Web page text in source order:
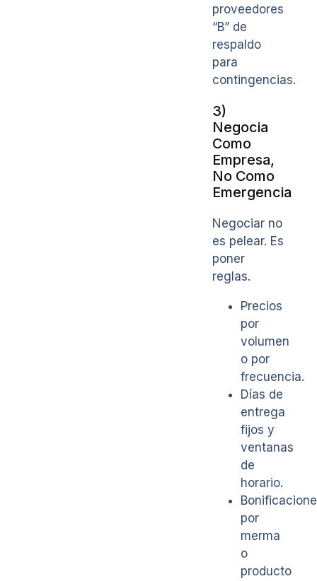
proveedores
“B” de
respaldo
para
contingencias.
3)
Negocia
Como
Empresa,
No Como
Emergencia
Negociar no
es pelear. Es
poner
reglas.
Precios
por
volumen
o por
frecuencia.
Días de
entrega
fijos y
ventanas
de
horario.
por
merma
o
producto